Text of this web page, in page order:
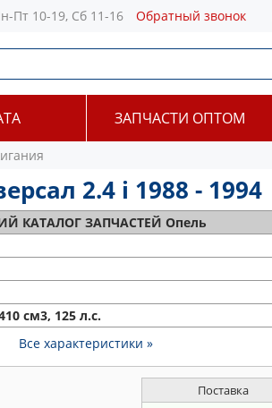
Пт 10-19, Сб 11-16 Обратный звонок
ЗАПЧАСТИ ОПТОМ
2.4 i 1988 - 1994
КАТАЛОГ ЗАПЧАСТЕЙ Опель
см3, 125 л.с.
Все характеристики »
Поставка